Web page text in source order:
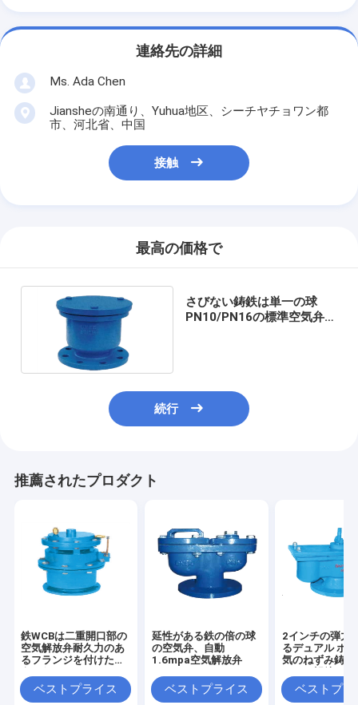
連絡先の詳細
Ms. Ada Chen
Jiansheの南通り、Yuhua地区、シーチヤチョワン都
市、河北省、中国
接触
最高の価格で
さびない鋳鉄は単一の球
PN10/PN16の標準空気弁の
続行
推薦されたプロダクト
鉄WCBは二重開口部の
空気解放弁耐久力のあ
るフランジを付けたよ
ベストプライス
延性がある鉄の倍の球
の空気弁、自動
1.6mpa空気解放弁
ベストプライス
2インチの弾力
るデュアル ポ
気のねずみ鋳鉄
ランジを付けた
なる空気弁
ベストプラ